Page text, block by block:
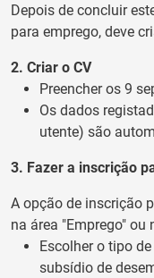
Depois de concluir
para emprego, deve
2. Criar o CV
Preencher os 9
Os dados
utente) são
3. Fazer a inscrição
A opção de inscrição
na área "Emprego" ou
Escolher o tipo
subsídio de